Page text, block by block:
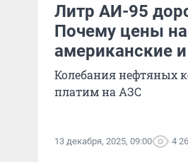
Литр АИ-95
Почему цены
американские
Колебания нефтяных
платим на АЗС
13 декабря, 2025, 09:00 4